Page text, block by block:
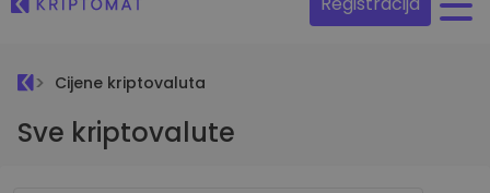
Cijene kriptovaluta
Sve kriptovalute